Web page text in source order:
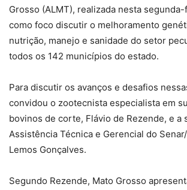
Grosso (ALMT), realizada nesta
como foco discutir o melhoramento
nutrição, manejo e sanidade do setor
todos os 142 municípios do estado.
Para discutir os avanços e desafios
convidou o zootecnista especialista em
bovinos de corte, Flávio de Rezende, e a
Assistência Técnica e Gerencial do
Lemos Gonçalves.
Segundo Rezende, Mato Grosso